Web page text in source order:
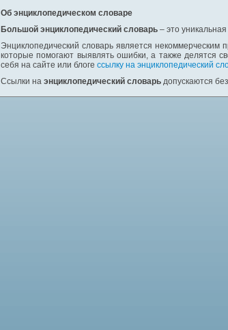
Об энциклопедическом словаре
Большой энциклопедический словарь – это
Энциклопедический словарь является
которые помогают выявлять ошибки, а также делятся
себя на сайте или блоге ссылку на энциклопедический
Ссылки на энциклопедический словарь допускаются